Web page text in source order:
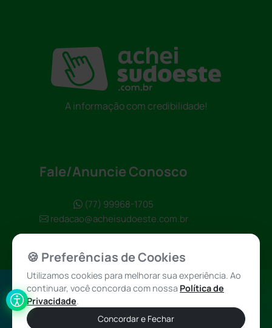
A informação com credibilidade!
Fale/Anuncie Conosco
(77) 99968-1705
redacao@acheisudoeste.com.br
Política de
Privacidade
Achei Sudoeste
© 2026 - Todos
os direitos
🍪 Preferências de Cookies
Utilizamos cookies para melhorar sua experiência. Ao
continuar, você concorda com nossa Política de
Privacidade.
Concordar e Fechar